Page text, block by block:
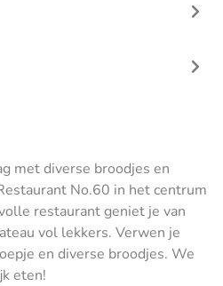
met diverse broodjes en
No.60 in het centrum
restaurant geniet je van
vol lekkers. Verwen je
en diverse broodjes. We
eten!